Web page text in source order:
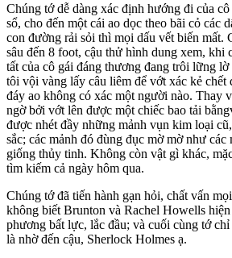
Chúng tớ dễ dàng xác định hướng đi của
sổ, cho đến một cái ao dọc theo bãi cỏ các
con đường rải sỏi thì mọi dấu vết biến mất.
sâu đến 8 foot, cậu thử hình dung xem, khi
tất của cô gái đáng thương đang trôi lững
tôi vội vàng lấy câu liêm để vớt xác kẻ
đáy ao không có xác một người nào. Thay
ngờ bởi vớt lên được một chiếc bao tải
được nhét đầy những mảnh vụn kim loại
sắc; các mảnh đó đùng đục mờ mờ như các
giống thủy tinh. Không còn vật gì khác,
tìm kiếm cả ngày hôm qua.
Chúng tớ đã tiến hành gạn hỏi, chất vấn
không biết Brunton và Rachel Howells hiện
phương bất lực, lắc đầu; và cuối cùng tớ
là nhờ đến cậu, Sherlock Holmes ạ.